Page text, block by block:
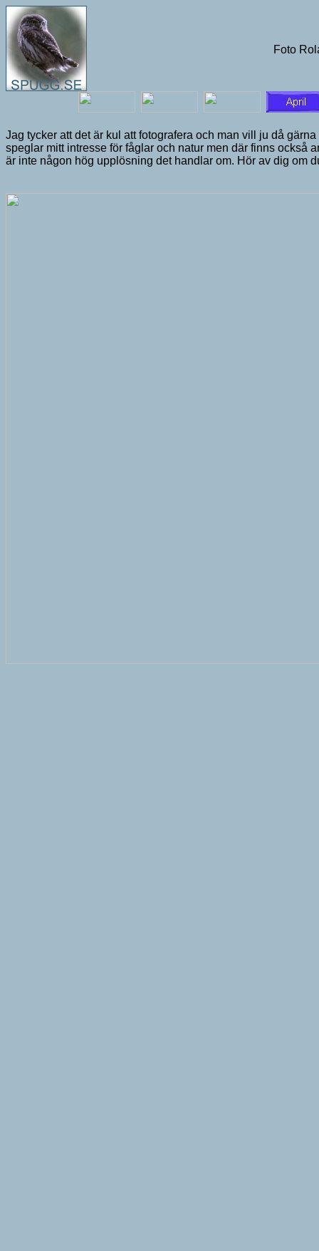
Foto
Jag tycker att det är kul att fotografera och man vill ju då
speglar mitt intresse för fåglar och natur men där finns också
är inte någon hög upplösning det handlar om. Hör av dig om